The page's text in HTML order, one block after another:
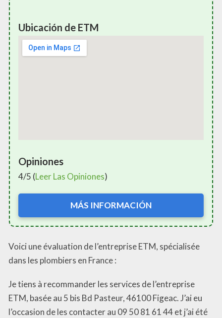
Ubicación de ETM
Opiniones
4/5 (Leer Las Opiniones)
MÁS INFORMACIÓN
Voici une évaluation de l’entreprise ETM, spécialisée
dans les plombiers en France :
Je tiens à recommander les services de l’entreprise
ETM, basée au 5 bis Bd Pasteur, 46100 Figeac. J’ai eu
l’occasion de les contacter au 09 50 81 61 44 et j’ai été